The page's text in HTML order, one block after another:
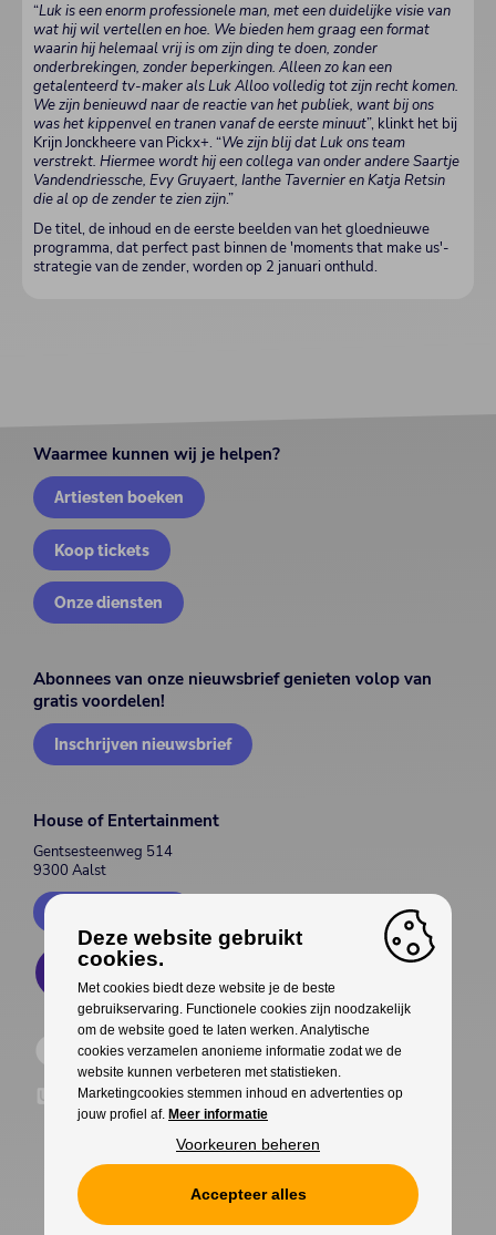
“Luk is een enorm professionele man, met een duidelijke visie van
wat hij wil vertellen en hoe. We bieden hem graag een format
waarin hij helemaal vrij is om zijn ding te doen, zonder
onderbrekingen, zonder beperkingen. Alleen zo kan een
getalenteerd tv-maker als Luk Alloo volledig tot zijn recht komen.
We zijn benieuwd naar de reactie van het publiek, want bij ons
was het kippenvel en tranen vanaf de eerste minuut”, klinkt het bij
Krijn Jonckheere van Pickx+. “We zijn blij dat Luk ons team
verstrekt. Hiermee wordt hij een collega van onder andere Saartje
Vandendriessche, Evy Gruyaert, Ianthe Tavernier en Katja Retsin
die al op de zender te zien zijn.”
De titel, de inhoud en de eerste beelden van het gloednieuwe
programma, dat perfect past binnen de 'moments that make us'-
strategie van de zender, worden op 2 januari onthuld.
Waarmee kunnen wij je helpen?
Artiesten boeken
Koop tickets
Onze diensten
Abonnees van onze nieuwsbrief genieten volop van
gratis voordelen!
Inschrijven nieuwsbrief
House of Entertainment
Gentsesteenweg 514
9300 Aalst
Cookies Privacy
Deze website gebruikt
cookies.
Met cookies biedt deze website je de beste
gebruikservaring. Functionele cookies zijn noodzakelijk
om de website goed te laten werken. Analytische
cookies verzamelen anonieme informatie zodat we de
website kunnen verbeteren met statistieken.
Marketingcookies stemmen inhoud en advertenties op
jouw profiel af. Meer informatie
Voorkeuren beheren
Accepteer alles